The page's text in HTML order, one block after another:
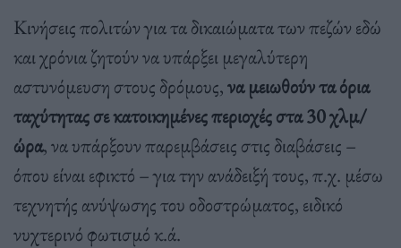
Κινήσεις πολιτών για τα δικαιώματα των πεζών εδώ
και χρόνια ζητούν να υπάρξει μεγαλύτερη
αστυνόμευση στους δρόμους,να μειωθούν τα όρια
ταχύτητας σε κατοικημένες περιοχές στα 30 χλμ/
ώρα, να υπάρξουν παρεμβάσεις στις διαβάσεις –
όπου είναι εφικτό – για την ανάδειξή τους, π.χ. μέσω
τεχνητής ανύψωσης του οδοστρώματος, ειδικό
νυχτερινό φωτισμό κ.ά.